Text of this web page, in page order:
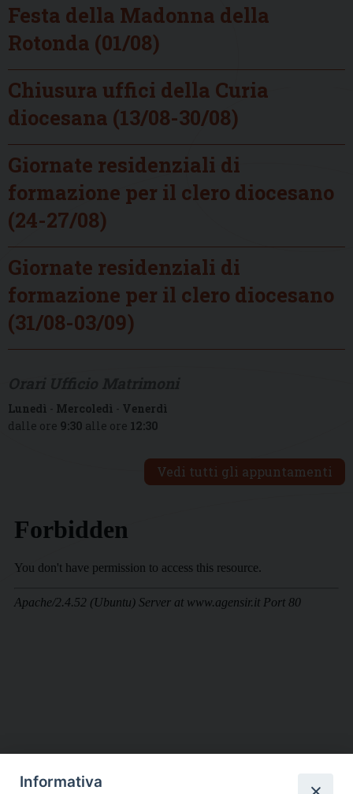
Festa della Madonna della
Rotonda (01/08)
Chiusura uffici della Curia
diocesana (13/08-30/08)
Giornate residenziali di
formazione per il clero diocesano
(24-27/08)
Giornate residenziali di
formazione per il clero diocesano
(31/08-03/09)
Lunedì - Mercoledì - Venerdì
dalle ore 9:30 alle ore 12:30
Vedi tutti gli appuntamenti
DIOCESI SUBURBICARIA DI ALBANO
Informativa